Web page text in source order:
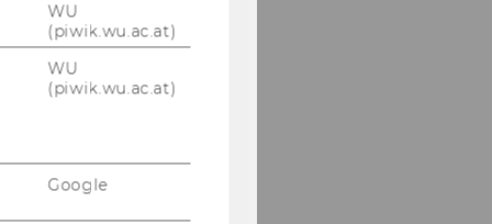
WU
(piwik.wu.ac.at)
WU
(piwik.wu.ac.at)
Google